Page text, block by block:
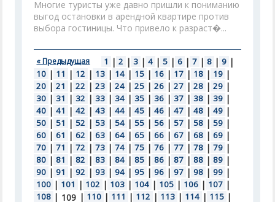
Многие туристы уже давно пришли к пониманию
выгод остановки в арендной квартире против
выбора гостиницы. Что привело к разраст�...
« Предыдущая 1 | 2 | 3 | 4 | 5 | 6 | 7 | 8 | 9 |
10 | 11 | 12 | 13 | 14 | 15 | 16 | 17 | 18 | 19 |
20 | 21 | 22 | 23 | 24 | 25 | 26 | 27 | 28 | 29 |
30 | 31 | 32 | 33 | 34 | 35 | 36 | 37 | 38 | 39 |
40 | 41 | 42 | 43 | 44 | 45 | 46 | 47 | 48 | 49 |
50 | 51 | 52 | 53 | 54 | 55 | 56 | 57 | 58 | 59 |
60 | 61 | 62 | 63 | 64 | 65 | 66 | 67 | 68 | 69 |
70 | 71 | 72 | 73 | 74 | 75 | 76 | 77 | 78 | 79 |
80 | 81 | 82 | 83 | 84 | 85 | 86 | 87 | 88 | 89 |
90 | 91 | 92 | 93 | 94 | 95 | 96 | 97 | 98 | 99 |
100 | 101 | 102 | 103 | 104 | 105 | 106 | 107 |
108 | 109 | 110 | 111 | 112 | 113 | 114 | 115 |